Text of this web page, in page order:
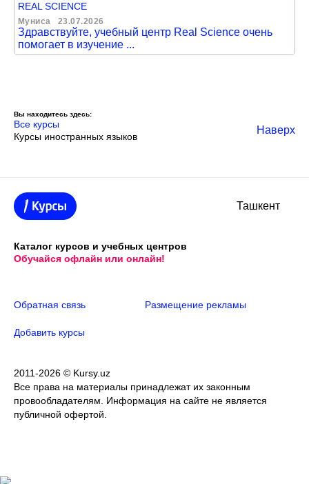
REAL SCIENCE
Муниса 23.07.2026
Здравствуйте, учебный центр Real Science очень
помогает в изучение ...
Вы находитесь здесь:
Все курсы
Курсы иностранных языков
Наверх
Ташкент
Каталог курсов и учебных центров
Обучайся офлайн или онлайн!
Обратная связь Размещение рекламы
Добавить курсы
2011-2026 © Kursy.uz
Все права на материалы принадлежат их законным
провообладателям. Информация на сайте не является
публичной офертой.